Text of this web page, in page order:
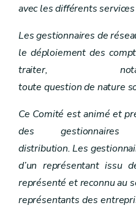
Art. 43
Art. 44
Art. 45
Art. 46
Art. 47
47
bis
Art.47ter
Art. 48
Art.49
Art.49
Art. 50
Chapitre XII Conseil
Art. 51
ChapitreXIIbis
Art.51bis
avec les différents
Les gestionnaires de
le déploiement des
traiter,
toute question de nature
Ce Comité est animé et
des
distribution. Les
d’un représentant issu
représenté et reconnu au
représentants des